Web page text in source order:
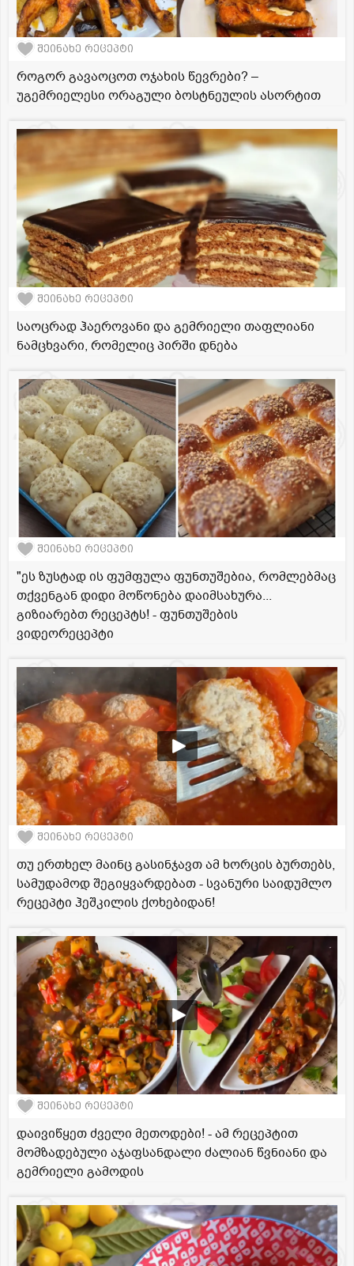
შეინახე რეცეპტი
როგორ გავაოცოთ ოჯახის წევრები? –
უგემრიელესი ორაგული ბოსტნეულის ასორტით
შეინახე რეცეპტი
საოცრად ჰაეროვანი და გემრიელი თაფლიანი
ნამცხვარი, რომელიც პირში დნება
შეინახე რეცეპტი
"ეს ზუსტად ის ფუმფულა ფუნთუშებია, რომლებმაც
თქვენგან დიდი მოწონება დაიმსახურა...
გიზიარებთ რეცეპტს! - ფუნთუშების
ვიდეორეცეპტი
შეინახე რეცეპტი
თუ ერთხელ მაინც გასინჯავთ ამ ხორცის ბურთებს,
სამუდამოდ შეგიყვარდებათ - სვანური საიდუმლო
რეცეპტი ჰეშკილის ქოხებიდან!
შეინახე რეცეპტი
დაივიწყეთ ძველი მეთოდები! - ამ რეცეპტით
მომზადებული აჯაფსანდალი ძალიან წვნიანი და
გემრიელი გამოდის